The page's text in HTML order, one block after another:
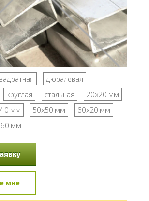
дюралевая
круглая стальная
20х20 мм
мм 50х50 мм
60х20 мм
мм
мне